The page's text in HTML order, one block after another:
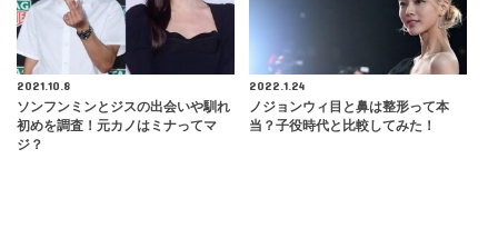
2021.10.8
ソンフンミンとジスの出会いや馴れ
初めを調査！元カノはミナってマ
ジ？
2022.1.24
ノジョンウィ目と鼻は整形って本
当？子役時代と比較してみた！